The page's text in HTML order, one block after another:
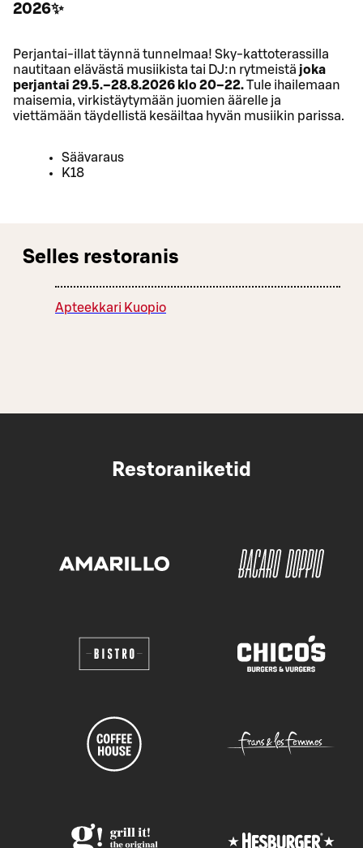
2026✨
Perjantai-illat täynnä tunnelmaa! Sky-kattoterassilla
nautitaan elävästä musiikista tai DJ:n rytmeistä joka
perjantai 29.5.–28.8.2026 klo 20–22.Tule ihailemaan
maisemia, virkistäytymään juomien äärelle ja
viettämään täydellistä kesäiltaa hyvän musiikin parissa.
Säävaraus
K18
Selles restoranis
Apteekkari Kuopio
Restoraniketid